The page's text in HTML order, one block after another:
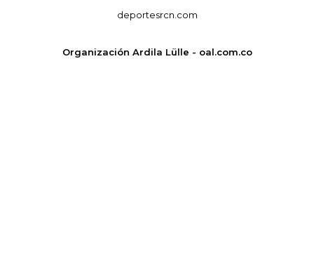
deportesrcn.com
Organización Ardila Lülle - oal.com.co